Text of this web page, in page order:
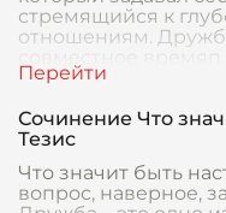
стремящийся к
отношениям.
Сочинение Что
Тезис
Что значит быть
вопрос, наверное,